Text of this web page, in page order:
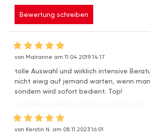
Bewertung schreiben
von Mairanne am 11.04.2019 14:17
tolle Auswahl und wirklich intensive
nicht eiwg auf jemand warten, wenn
sondern wird sofort bedient. Top!
von Kerstin N. am 08.11.2023 16:01